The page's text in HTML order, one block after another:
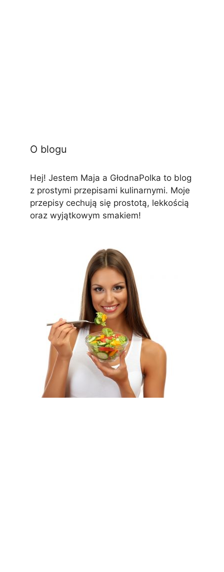
O blogu
Hej! Jestem Maja a GłodnaPolka to blog
z prostymi przepisami kulinarnymi. Moje
przepisy cechują się prostotą, lekkością
oraz wyjątkowym smakiem!